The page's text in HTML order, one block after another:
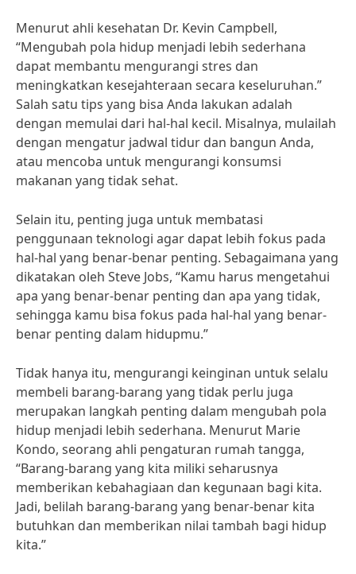
Menurut ahli kesehatan Dr. Kevin Campbell,
“Mengubah pola hidup menjadi lebih sederhana
dapat membantu mengurangi stres dan
meningkatkan kesejahteraan secara keseluruhan.”
Salah satu tips yang bisa Anda lakukan adalah
dengan memulai dari hal-hal kecil. Misalnya, mulailah
dengan mengatur jadwal tidur dan bangun Anda,
atau mencoba untuk mengurangi konsumsi
makanan yang tidak sehat.
Selain itu, penting juga untuk membatasi
penggunaan teknologi agar dapat lebih fokus pada
hal-hal yang benar-benar penting. Sebagaimana yang
dikatakan oleh Steve Jobs, “Kamu harus mengetahui
apa yang benar-benar penting dan apa yang tidak,
sehingga kamu bisa fokus pada hal-hal yang benar-
benar penting dalam hidupmu.”
Tidak hanya itu, mengurangi keinginan untuk selalu
membeli barang-barang yang tidak perlu juga
merupakan langkah penting dalam mengubah pola
hidup menjadi lebih sederhana. Menurut Marie
Kondo, seorang ahli pengaturan rumah tangga,
“Barang-barang yang kita miliki seharusnya
memberikan kebahagiaan dan kegunaan bagi kita.
Jadi, belilah barang-barang yang benar-benar kita
butuhkan dan memberikan nilai tambah bagi hidup
kita.”